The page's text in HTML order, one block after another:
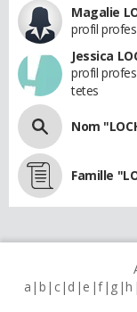
Magalie
profil
Jessica
profil
tetes
Nom
Famille
a b c d e f g h